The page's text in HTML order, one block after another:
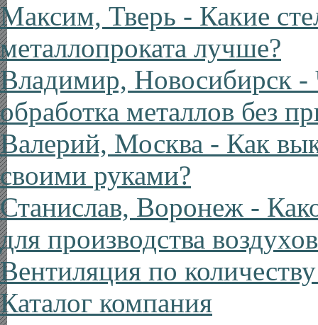
Максим, Тверь - Какие
металлопроката лучше?
Владимир, Новосибирск -
обработка металлов без
Валерий, Москва - Как
своими руками?
Станислав, Воронеж -
для производства
Вентиляция по
Каталог компания